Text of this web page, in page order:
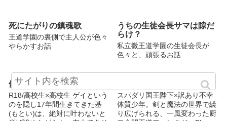
いつになったら、気づくんだろ
う。自分が……オメガだっ
て。）｣ 星の光…………それ
は、運命共同体…………つま
βだから。 ⚠️オメガバースを少
し弄ってます！ご了承くださ
い！良く過去の文章に戻って訂
正をしています。語彙力の少な
い作者ですいません……
死にたがりの鎮魂歌
王道学園の裏側で主人公が色々
やらかすお話
うちの生徒会長サマは隙だ
らけ？
私立微王道学園の生徒会長が
色々と、頑張るお話
優しい恋を、君と。
R18/高校生×高校生 ゲイという
のを隠し17年間生きてきた基
(もとい)は、絶対に叶わないと
第2章 魔導帝国の陰謀
スパダリ国王陛下×訳あり不幸
体質少年。剣と魔法の世界で繰
り広げられる、一風変わった厨